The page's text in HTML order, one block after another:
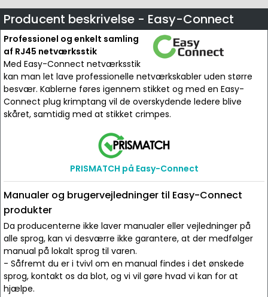
Producent beskrivelse - Easy-Connect
Professionel og enkelt samling
af RJ45 netværksstik
Med Easy-Connect netværksstik
kan man let lave professionelle netværkskabler uden større
besvær. Kablerne føres igennem stikket og med en Easy-
Connect plug krimptang vil de overskydende ledere blive
skåret, samtidig med at stikket crimpes.
PRISMATCH på Easy-Connect
Manualer og brugervejledninger til Easy-Connect
produkter
Da producenterne ikke laver manualer eller vejledninger på
alle sprog, kan vi desværre ikke garantere, at der medfølger
manual på lokalt sprog til varen.
- Såfremt du er i tvivl om en manual findes i det ønskede
sprog, kontakt os da blot, og vi vil gøre hvad vi kan for at
hjælpe.